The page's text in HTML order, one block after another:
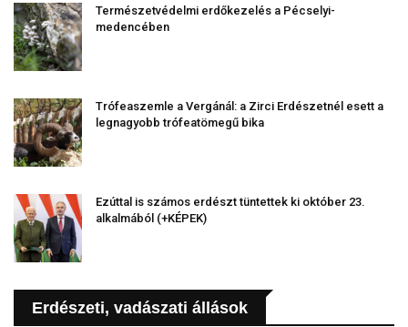
Természetvédelmi erdőkezelés a Pécselyi-
medencében
Trófeaszemle a Vergánál: a Zirci Erdészetnél esett a
legnagyobb trófeatömegű bika
Ezúttal is számos erdészt tüntettek ki október 23.
alkalmából (+KÉPEK)
Erdészeti, vadászati állások